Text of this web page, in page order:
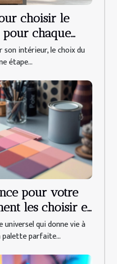
choisir le
chaque
intérieur, le choix du
étape...
pour votre
les choisir et
universel qui donne vie à
palette parfaite...